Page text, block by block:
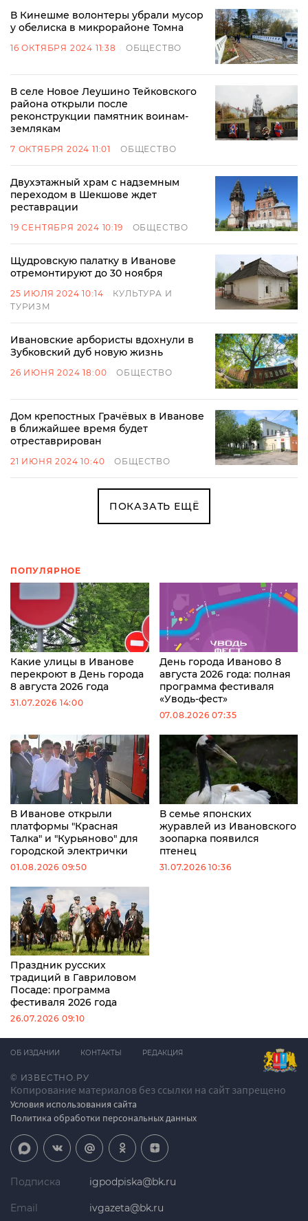
В Кинешме волонтеры убрали мусор
у обелиска в микрорайоне Томна
16 ОКТЯБРЯ 2024 11:38 ОБЩЕСТВО
В селе Новое Леушино Тейковского
района открыли после
реконструкции памятник воинам-
землякам
7 ОКТЯБРЯ 2024 11:01 ОБЩЕСТВО
Двухэтажный храм с надземным
переходом в Шекшове ждет
реставрации
19 СЕНТЯБРЯ 2024 10:19 ОБЩЕСТВО
Щудровскую палатку в Иванове
отремонтируют до 30 ноября
25 ИЮЛЯ 2024 10:14
КУЛЬТУРА И
ТУРИЗМ
Ивановские арбористы вдохнули в
Зубковский дуб новую жизнь
26 ИЮНЯ 2024 18:00 ОБЩЕСТВО
Дом крепостных Грачёвых в Иванове
в ближайшее время будет
отреставрирован
21 ИЮНЯ 2024 10:40 ОБЩЕСТВО
ПОКАЗАТЬ ЕЩЁ
ПОПУЛЯРНОЕ
Какие улицы в Иванове
перекроют в День города
8 августа 2026 года
31.07.2026 14:00
День города Иваново 8
августа 2026 года: полная
программа фестиваля
«Уводь-фест»
07.08.2026 07:35
В Иванове открыли
платформы "Красная
Талка" и "Курьяново" для
городской электрички
01.08.2026 09:50
В семье японских
журавлей из Ивановского
зоопарка появился
птенец
31.07.2026 10:36
Праздник русских
традиций в Гавриловом
Посаде: программа
фестиваля 2026 года
26.07.2026 09:10
© ИЗВЕСТНО.РУ
Копирование материалов без ссылки на сайт запрещено
Условия использования сайта
Политика обработки персональных данных
ОБ ИЗДАНИИ КОНТАКТЫ РЕДАКЦИЯ
Подписка igpodpiska@bk.ru
Email ivgazeta@bk.ru